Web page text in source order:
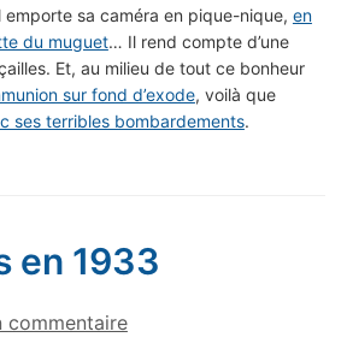
emporte sa caméra en pique-nique, en
du muguet… Il rend compte d’une
Et, au milieu de tout ce bonheur
sur fond d’exode, voilà que
ses terribles bombardements.
en 1933
commentairesur